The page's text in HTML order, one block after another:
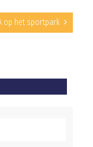
op het sportpark